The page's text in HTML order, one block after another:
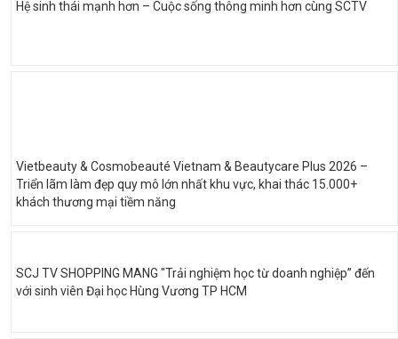
Hệ sinh thái mạnh hơn – Cuộc sống thông minh hơn cùng SCTV
Vietbeauty & Cosmobeauté Vietnam & Beautycare Plus 2026 –
Triển lãm làm đẹp quy mô lớn nhất khu vực, khai thác 15.000+
khách thương mại tiềm năng
SCJ TV SHOPPING MANG "Trải nghiệm học từ doanh nghiệp” đến
với sinh viên Đại học Hùng Vương TP HCM